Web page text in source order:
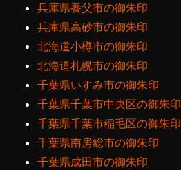
兵庫県養父市の御朱印
兵庫県高砂市の御朱印
北海道小樽市の御朱印
北海道札幌市の御朱印
千葉県いすみ市の御朱印
千葉県千葉市中央区の御朱印
千葉県千葉市稲毛区の御朱印
千葉県南房総市の御朱印
千葉県成田市の御朱印